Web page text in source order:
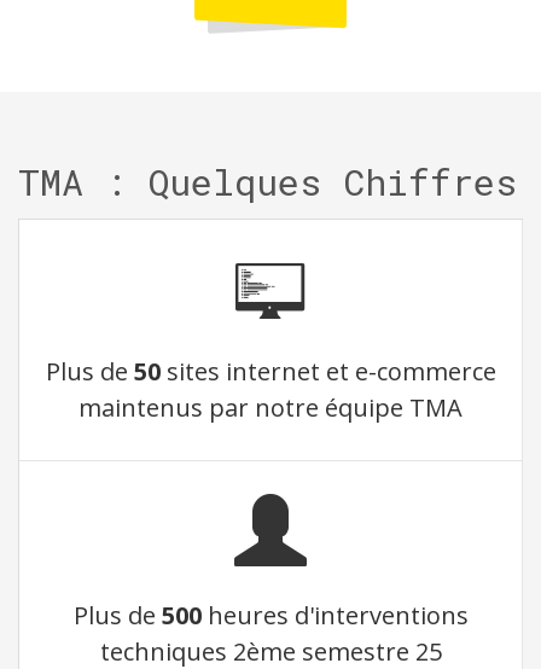
TMA : Quelques Chiffres
Plus de 50sites internet et e-commerce
maintenus par notre équipe TMA
Plus de 500heures d'interventions
techniques 2ème semestre 25